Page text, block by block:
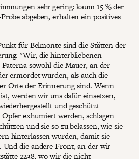
sehr gering: kaum 15 % der
abgeben, erhalten ein positives
für Belmonte sind die Stätten der
"Wir, die hinterbliebenen
sowohl die Mauer, an der
ermordet wurden, als auch die
Orte der Erinnerung sind. Wenn
werden wir uns dafür einsetzen,
und geschützt
exhumiert werden, schlagen
und sie so zu belassen, wie sie
hinterlassen wurden, damit sie
Und die andere Front, an der wir
2238, wo wir die nicht